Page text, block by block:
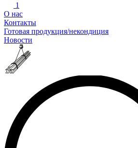
1
О нас
Контакты
Готовая продукция/некондиция
Новости